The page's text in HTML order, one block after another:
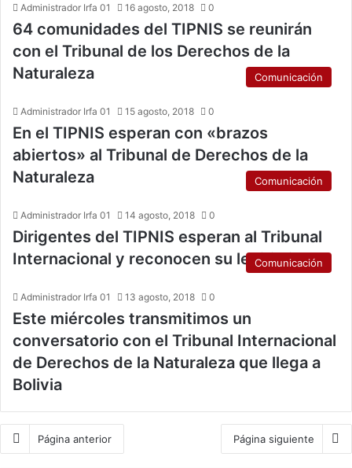
Administrador Irfa 01 16 agosto, 2018 0
64 comunidades del TIPNIS se reunirán
con el Tribunal de los Derechos de la
Naturaleza
Comunicación
Administrador Irfa 01 15 agosto, 2018 0
En el TIPNIS esperan con «brazos
abiertos» al Tribunal de Derechos de la
Naturaleza
Comunicación
Administrador Irfa 01 14 agosto, 2018 0
Dirigentes del TIPNIS esperan al Tribunal
Internacional y reconocen su legitimidad
Comunicación
Administrador Irfa 01 13 agosto, 2018 0
Este miércoles transmitimos un
conversatorio con el Tribunal Internacional
de Derechos de la Naturaleza que llega a
Bolivia
Página anterior Página siguiente